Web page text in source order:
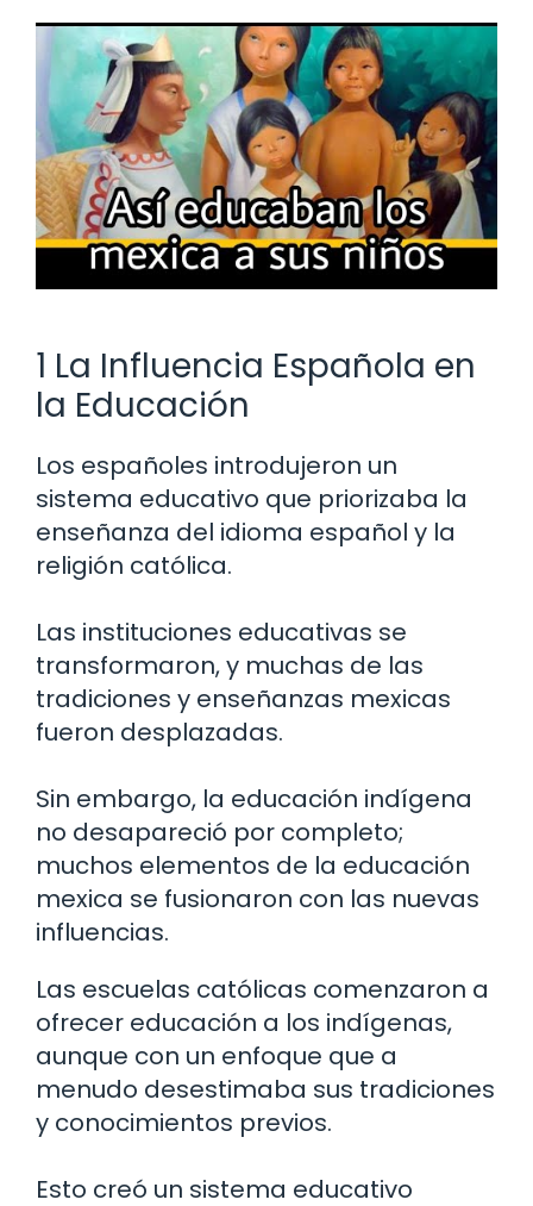
1 La Influencia Española en
la Educación
Los españoles introdujeron un
sistema educativo que priorizaba la
enseñanza del idioma español y la
religión católica.
Las instituciones educativas se
transformaron, y muchas de las
tradiciones y enseñanzas mexicas
fueron desplazadas.
Sin embargo, la educación indígena
no desapareció por completo;
muchos elementos de la educación
mexica se fusionaron con las nuevas
influencias.
Las escuelas católicas comenzaron a
ofrecer educación a los indígenas,
aunque con un enfoque que a
menudo desestimaba sus tradiciones
y conocimientos previos.
Esto creó un sistema educativo